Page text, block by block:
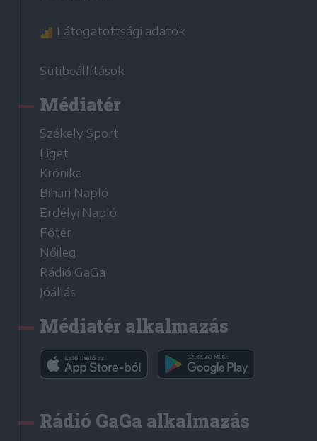
Látogatottsági adatok
Sütibeállítások
Médiatér
Székely Sport
Liget
Krónika
Bihari Napló
Erdélyi Napló
Főtér
Nőileg
Rádió GaGa
Jóállás
Médiatér alkalmazás
Rádió GaGa alkalmazás